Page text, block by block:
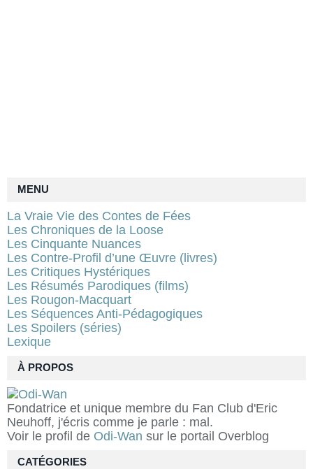
À PROPOS
Fondatrice et unique membre du Fan Club d'Eric
Neuhoff, j'écris comme je parle : mal.
Voir le profil de Odi-Wan sur le portail Overblog
MENU
La Vraie Vie des Contes de Fées
Les Chroniques de la Loose
Les Cinquante Nuances
Les Contre-Profil d’une Œuvre (livres)
Les Critiques Hystériques
Les Résumés Parodiques (films)
Les Rougon-Macquart
Les Séquences Anti-Pédagogiques
Les Spoilers (séries)
Lexique
CATÉGORIES